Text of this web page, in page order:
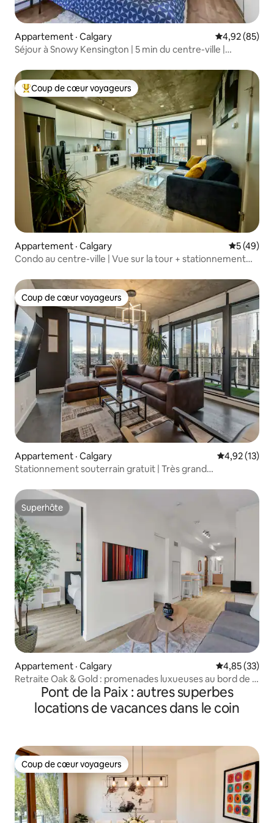
Appartement · Calgary Note
4,92 (85)
Séjour à Snowy Kensington | 5 min du centre-ville |
Coup de cœur voyageurs parmi les plus aimés
Coup de cœur voyageurs
Appartement · Calgary Note
5 (49)
Condo au centre-ville | Vue sur la tour + stationnement
Coup de cœur voyageurs
Coup de cœur voyageurs
Appartement · Calgary Note
4,92 (13)
Stationnement souterrain gratuit | Très grand
Superhôte
Superhôte
Appartement · Calgary Note
4,85 (33)
Retraite Oak & Gold : promenades luxueuses au bord de la
Pont de la Paix : autres superbes
locations de vacances dans le coin
Coup de cœur voyageurs
Coup de cœur voyageurs